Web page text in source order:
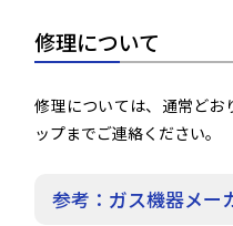
修理について
修理については、通常どお
ップまでご連絡ください。
参考：ガス機器メー